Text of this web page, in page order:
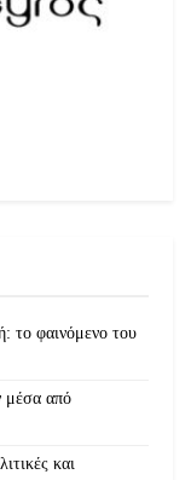
το φαινόμενο του
μέσα από
και